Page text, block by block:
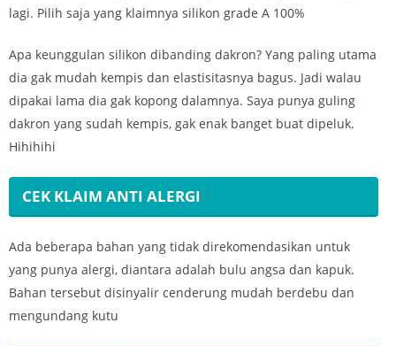
lagi. Pilih saja yang klaimnya silikon grade A 100%
Apa keunggulan silikon dibanding dakron? Yang paling utama
dia gak mudah kempis dan elastisitasnya bagus. Jadi walau
dipakai lama dia gak kopong dalamnya. Saya punya guling
dakron yang sudah kempis, gak enak banget buat dipeluk.
Hihihihi
CEK KLAIM ANTI ALERGI
Ada beberapa bahan yang tidak direkomendasikan untuk
yang punya alergi, diantara adalah bulu angsa dan kapuk.
Bahan tersebut disinyalir cenderung mudah berdebu dan
mengundang kutu